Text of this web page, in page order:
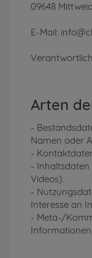
09648
E-Mail:
Arten
-
Namen oder
-
- Inhaltsdaten
Videos).
-
Interesse an
- Meta-/